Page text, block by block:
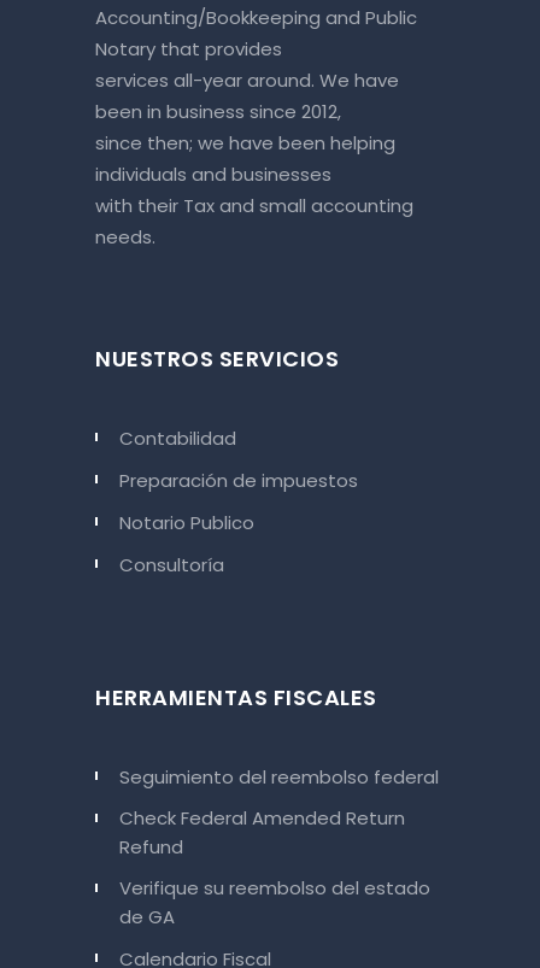
Accounting/Bookkeeping and Public
Notary that provides
services all-year around. We have
been in business since 2012,
since then; we have been helping
individuals and businesses
with their Tax and small accounting
needs.
NUESTROS SERVICIOS
Contabilidad
Preparación de impuestos
Notario Publico
Consultoría
HERRAMIENTAS FISCALES
Seguimiento del reembolso federal
Check Federal Amended Return
Refund
Verifique su reembolso del estado
de GA
Calendario Fiscal